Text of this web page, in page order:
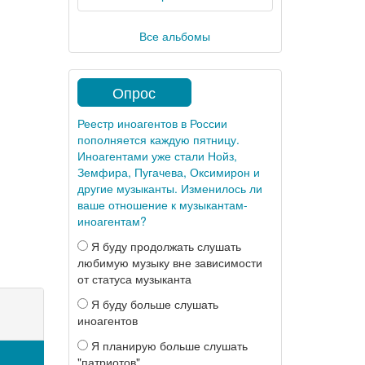
Все альбомы
Опрос
Реестр иноагентов в России
пополняется каждую пятницу.
Иноагентами уже стали Нойз,
Земфира, Пугачева, Оксимирон и
другие музыканты. Изменилось ли
ваше отношение к музыкантам-
иноагентам?
Я буду продолжать слушать
любимую музыку вне зависимости
от статуса музыканта
Я буду больше слушать
иноагентов
Я планирую больше слушать
"патриотов"